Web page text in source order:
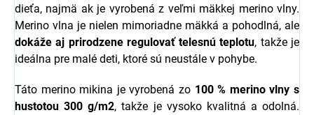
dieťa, najmä ak je vyrobená z veľmi mäkkej merino vlny.
Merino vlna je nielen mimoriadne mäkká a pohodlná, ale
dokáže aj prirodzene regulovať telesnú teplotu, takže je
ideálna pre malé deti, ktoré sú neustále v pohybe.
Táto merino mikina je vyrobená zo 100 % merino vlny s
hustotou 300 g/m2, takže je vysoko kvalitná a odolná.